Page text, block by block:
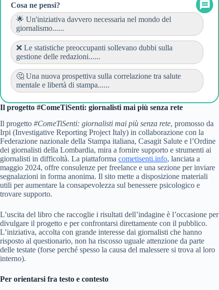
Cosa ne pensi?
🌟 Un'iniziativa davvero necessaria nel mondo del
giornalismo......
❌ Le statistiche preoccupanti sollevano dubbi sulla
gestione delle redazioni......
🤔 Una nuova prospettiva sulla correlazione tra salute
mentale e libertà di stampa......
Il progetto #ComeTiSenti: giornalisti mai più senza rete
Il progetto #ComeTiSenti: giornalisti mai più senza rete, promosso da
Irpi (Investigative Reporting Project Italy) in collaborazione con la
Federazione nazionale della Stampa italiana, Casagit Salute e l’Ordine
dei giornalisti della Lombardia, mira a fornire supporto e strumenti ai
giornalisti in difficoltà. La piattaforma cometisenti.info, lanciata a
maggio 2024, offre consulenze per freelance e una sezione per inviare
segnalazioni in forma anonima. Il sito mette a disposizione materiali
utili per aumentare la consapevolezza sul benessere psicologico e
trovare supporto.
L’uscita del libro che raccoglie i risultati dell’indagine è l’occasione per
divulgare il progetto e per confrontarsi direttamente con il pubblico.
L’iniziativa, accolta con grande interesse dai giornalisti che hanno
risposto al questionario, non ha riscosso uguale attenzione da parte
delle testate (forse perché spesso la causa del malessere si trova al loro
interno).
Per orientarsi fra testo e contesto